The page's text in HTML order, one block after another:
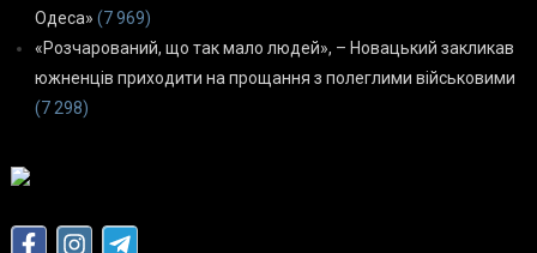
Одеса» (7 969)
«Розчарований, що так мало людей», – Новацький закликав
южненців приходити на прощання з полеглими військовими
(7 298)